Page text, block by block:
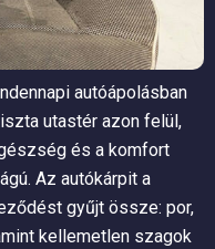
autóápolásban
utastér azon felül,
és a komfort
Az autókárpit a
gyűjt össze: por,
kellemetlen szagok